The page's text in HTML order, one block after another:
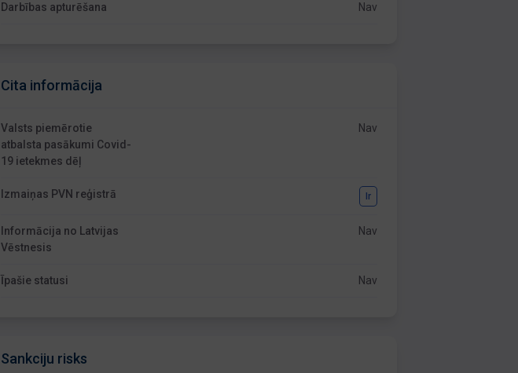
Darbības apturēšana Nav
Cita informācija
Valsts piemērotie
atbalsta pasākumi Covid-
19 ietekmes dēļ
Nav
Izmaiņas PVN reģistrā Ir
Informācija no Latvijas
Vēstnesis
Nav
Īpašie statusi Nav
Sankciju risks